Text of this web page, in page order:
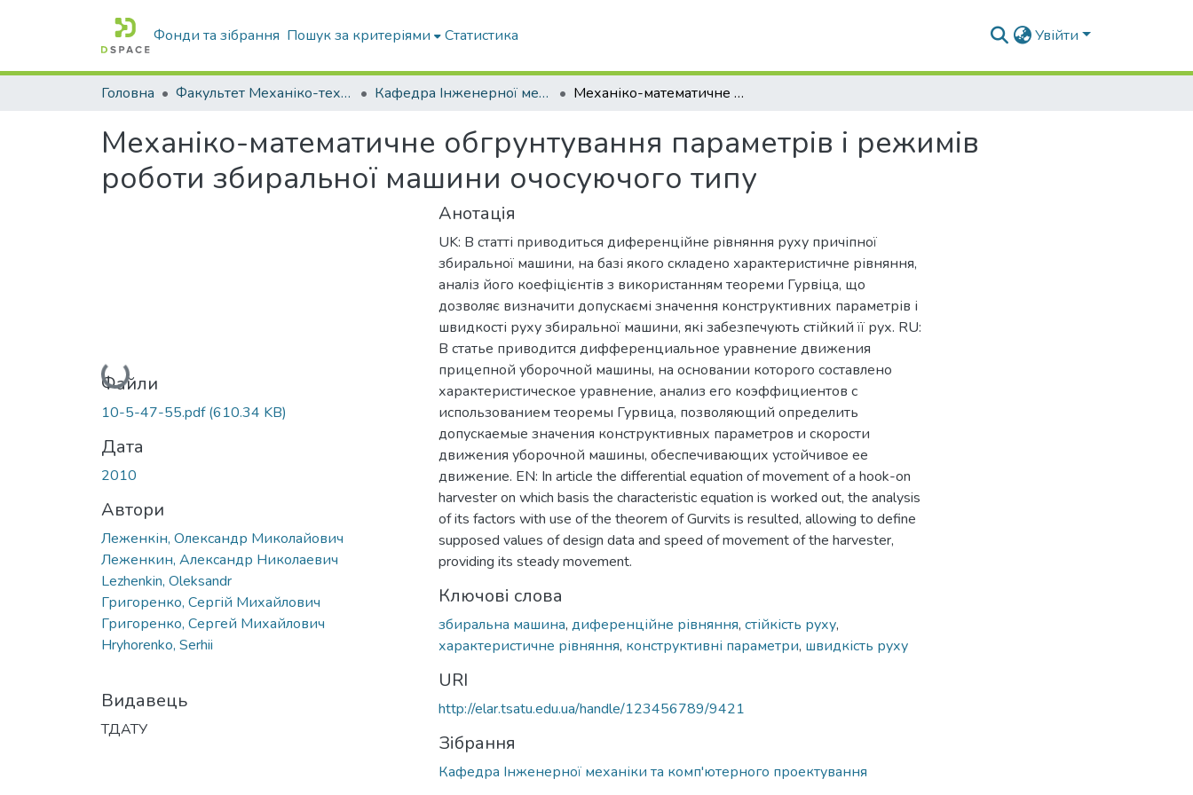
Фонди та зібрання Пошук за критеріями Статистика Увійти
Головна Факультет Механіко-технологічний Кафедра Інженерної механіки та комп'ютерного проектування Механіко-математичне обгрунтування параметрів і режимів роботи збиральної машини очосуючого типу
Механіко-математичне обгрунтування параметрів і режимів
роботи збиральної машини очосуючого типу
Вантажиться...
Файли
10-5-47-55.pdf(610.34 KB)
Дата
2010
Автори
Леженкін, Олександр Миколайович
Леженкин, Александр Николаевич
Lezhenkin, Oleksandr
Григоренко, Сергій Михайлович
Григоренко, Сергей Михайлович
Hryhorenko, Serhii
Видавець
ТДАТУ
Анотація
UK: В статті приводиться диференційне рівняння руху причіпної
збиральної машини, на базі якого складено характеристичне рівняння,
аналіз його коефіцієнтів з використанням теореми Гурвіца, що
дозволяє визначити допускаємі значення конструктивних параметрів і
швидкості руху збиральної машини, які забезпечують стійкий її рух. RU:
В статье приводится дифференциальное уравнение движения
прицепной уборочной машины, на основании которого составлено
характеристическое уравнение, анализ его коэффициентов с
использованием теоремы Гурвица, позволяющий определить
допускаемые значения конструктивных параметров и скорости
движения уборочной машины, обеспечивающих устойчивое ее
движение. EN: In article the differential equation of movement of a hook-on
harvester on which basis the characteristic equation is worked out, the analysis
of its factors with use of the theorem of Gurvits is resulted, allowing to define
supposed values of design data and speed of movement of the harvester,
providing its steady movement.
Ключові слова
збиральна машина, диференційне рівняння, стійкість руху,
характеристичне рівняння, конструктивні параметри, швидкість руху
URI
http://elar.tsatu.edu.ua/handle/123456789/9421
Зібрання
Кафедра Інженерної механіки та комп'ютерного проектування